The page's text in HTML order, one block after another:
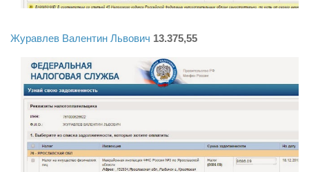
Журавлев Валентин Львович 13.375,55